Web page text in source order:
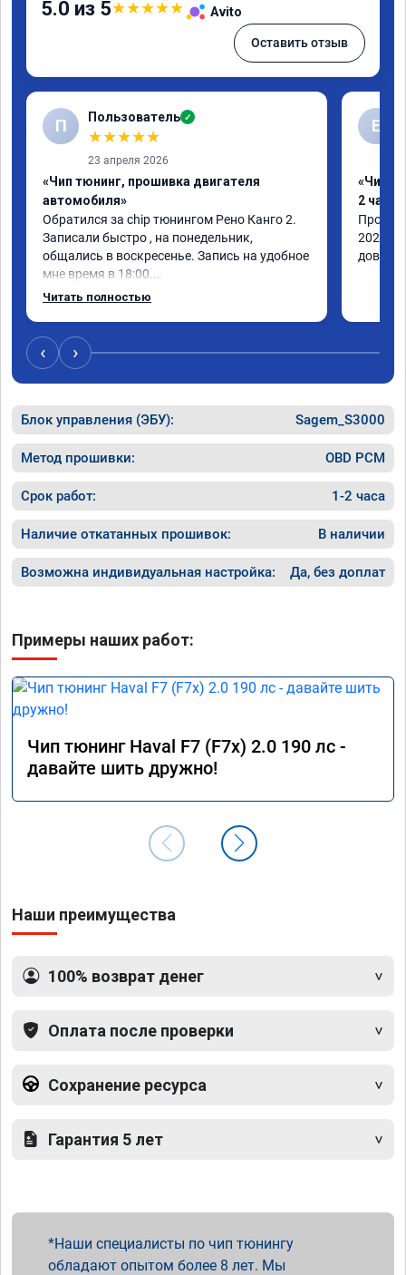
5.0 из 5★★★★★ Avito
Оставить отзыв
П Пользователь ✓
★★★★★
23 апреля 2026
«Чип тюнинг, прошивка двигателя
автомобиля»
Обратился за chip тюнингом Рено Канго 2.
Записали быстро , на понедельник,
общались в воскресенье. Запись на удобное
мне время в 18:00.
Работу выполнили за 30 минут,
Читать полностью
Е
«Чип
2 часа»
2021
‹ ›
Блок управления (ЭБУ): Sagem_S3000
Метод прошивки: OBD PCM
Срок работ: 1-2 часа
Наличие откатанных прошивок: В наличии
Возможна индивидуальная настройка: Да, без доплат
Примеры наших работ:
Чип тюнинг Haval F7 (F7x) 2.0 190 лс -
давайте шить дружно!
Наши преимущества
100% возврат денег
Оплата после проверки
Сохранение ресурса
Гарантия 5 лет
Наши специалисты по чип тюнингу
обладают опытом более 8 лет. Мы